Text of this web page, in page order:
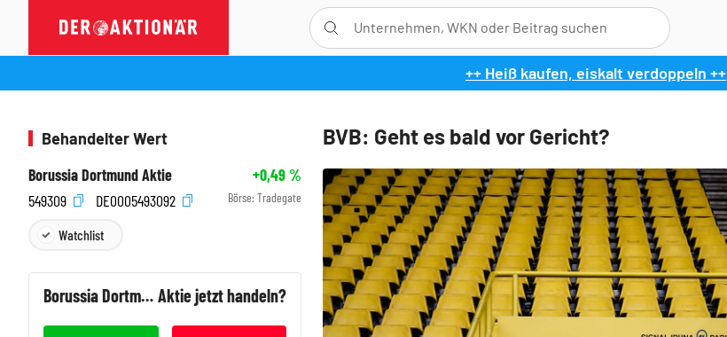
++ Heiß kaufen, eiskalt verdoppeln ++
BVB: Geht es bald vor Gericht?
Behandelter Wert
Borussia Dortmund Aktie
+0,49%
549309
DE0005493092 Börse: Tradegate
Watchlist
Borussia Dortmund Aktie jetzt handeln?